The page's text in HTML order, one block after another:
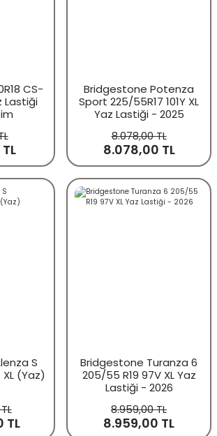
CS-
Lastiği
Bridgestone Potenza
Sport 225/55R17 101Y XL
Yaz Lastiği - 2025
8.078,00 TL
8.078,00 TL
S
(Yaz)
TL
Bridgestone Turanza 6
205/55 R19 97V XL Yaz
Lastiği - 2026
8.959,00 TL
8.959,00 TL